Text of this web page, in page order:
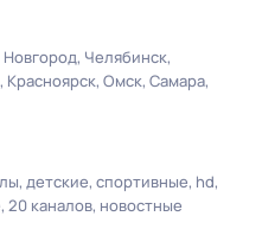
Челябинск
Красноярск Омск Самара
детские спортивные hd
20 каналов новостные